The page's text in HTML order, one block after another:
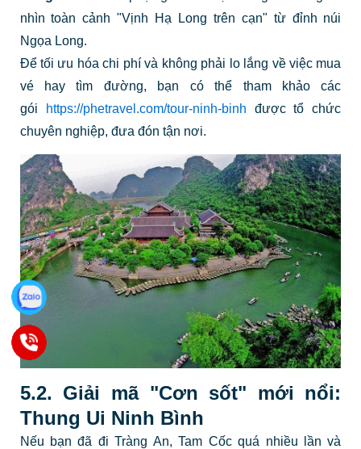
nhìn toàn cảnh "Vịnh Hạ Long trên cạn" từ đỉnh núi
Ngọa Long.
Để tối ưu hóa chi phí và không phải lo lắng về việc mua
vé hay tìm đường, bạn có thể tham khảo các
gói
https://phetravel.com/tour-ninh-binh được tổ chức
chuyên nghiệp, đưa đón tận nơi.
5.2. Giải mã "Cơn sốt" mới nổi:
Thung Ui Ninh Bình
Nếu bạn đã đi Tràng An, Tam Cốc quá nhiều lần và